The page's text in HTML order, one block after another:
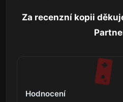
Za recenzní kopii
Hodnocení